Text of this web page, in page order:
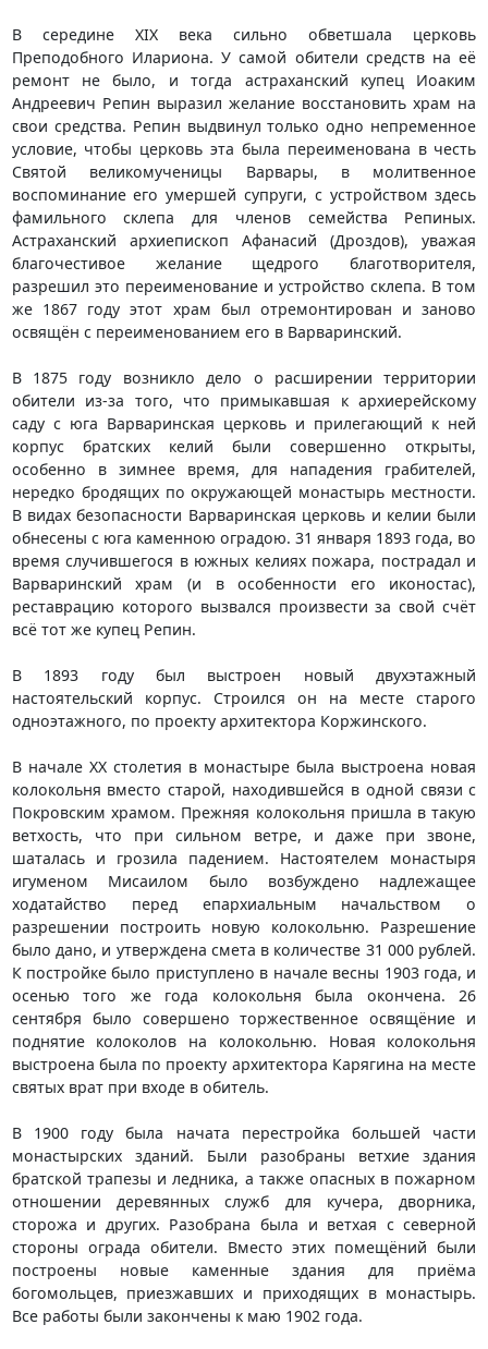
В середине XIX века сильно обветшала церковь
Преподобного Илариона. У самой обители средств на её
ремонт не было, и тогда астраханский купец Иоаким
Андреевич Репин выразил желание восстановить храм на
свои средства. Репин выдвинул только одно непременное
условие, чтобы церковь эта была переименована в честь
Святой великомученицы Варвары, в молитвенное
воспоминание его умершей супруги, с устройством здесь
фамильного склепа для членов семейства Репиных.
Астраханский архиепископ Афанасий (Дроздов), уважая
благочестивое желание щедрого благотворителя,
разрешил это переименование и устройство склепа. В том
же 1867 году этот храм был отремонтирован и заново
освящён с переименованием его в Варваринский.
В 1875 году возникло дело о расширении территории
обители из-за того, что примыкавшая к архиерейскому
саду с юга Варваринская церковь и прилегающий к ней
корпус братских келий были совершенно открыты,
особенно в зимнее время, для нападения грабителей,
нередко бродящих по окружающей монастырь местности.
В видах безопасности Варваринская церковь и келии были
обнесены с юга каменною оградою. 31 января 1893 года, во
время случившегося в южных келиях пожара, пострадал и
Варваринский храм (и в особенности его иконостас),
реставрацию которого вызвался произвести за свой счёт
всё тот же купец Репин.
В 1893 году был выстроен новый двухэтажный
настоятельский корпус. Строился он на месте старого
одноэтажного, по проекту архитектора Коржинского.
В начале XX столетия в монастыре была выстроена новая
колокольня вместо старой, находившейся в одной связи с
Покровским храмом. Прежняя колокольня пришла в такую
ветхость, что при сильном ветре, и даже при звоне,
шаталась и грозила падением. Настоятелем монастыря
игуменом Мисаилом было возбуждено надлежащее
ходатайство перед епархиальным начальством о
разрешении построить новую колокольню. Разрешение
было дано, и утверждена смета в количестве 31 000 рублей.
К постройке было приступлено в начале весны 1903 года, и
осенью того же года колокольня была окончена. 26
сентября было совершено торжественное освящёние и
поднятие колоколов на колокольню. Новая колокольня
выстроена была по проекту архитектора Карягина на месте
святых врат при входе в обитель.
В 1900 году была начата перестройка большей части
монастырских зданий. Были разобраны ветхие здания
братской трапезы и ледника, а также опасных в пожарном
отношении деревянных служб для кучера, дворника,
сторожа и других. Разобрана была и ветхая с северной
стороны ограда обители. Вместо этих помещёний были
построены новые каменные здания для приёма
богомольцев, приезжавших и приходящих в монастырь.
Все работы были закончены к маю 1902 года.